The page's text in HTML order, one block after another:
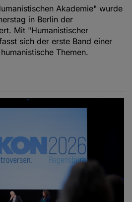
Akademie" wurde
in Berlin der
Mit "Humanistischer
sich der erste Band einer
Themen.